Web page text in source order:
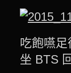
吃飽嚥
坐 BTS